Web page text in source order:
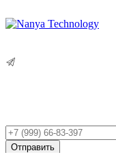
Ваш
телефон
Отправить